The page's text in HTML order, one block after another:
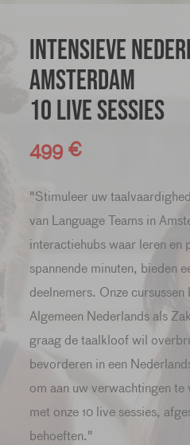
Intensieve
Amsterdam
10 live sessies
499 €
"Stimuleer uw
van Language Teams in
interactiehubs waar leren en
spannende minuten, bieden
deelnemers. Onze
Algemeen Nederlands als
graag de taalkloof wil
bevorderen in een
om aan uw verwachtingen
met onze 10 live sessies,
behoeften."